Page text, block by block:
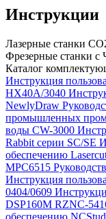
Инструкции
Лазерные станки
Фрезерные станки
Каталог
Инструкция
HX40A/3040
NewlyDraw
промышленных
воды CW-3000
Rabbit серии SC/SE
обеспечению
MPC6515
Инструкция
0404/0609
DSP160M RZNC-
обеспечению